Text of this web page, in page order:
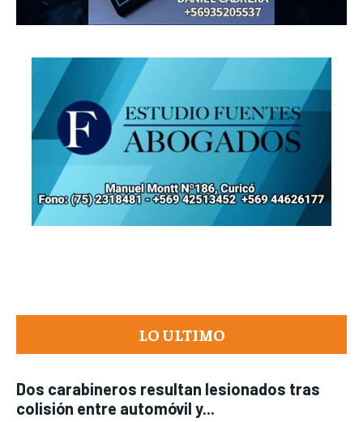
LO ULTIMO
Dos carabineros resultan lesionados tras
colisión entre automóvil y...